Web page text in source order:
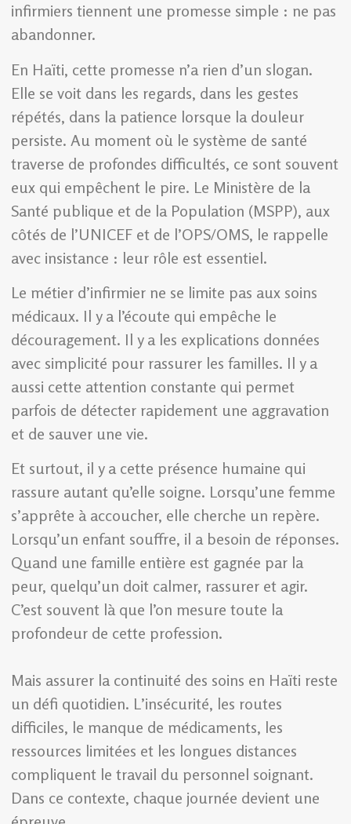
infirmiers tiennent une promesse simple : ne pas
abandonner.
En Haïti, cette promesse n’a rien d’un slogan.
Elle se voit dans les regards, dans les gestes
répétés, dans la patience lorsque la douleur
persiste. Au moment où le système de santé
traverse de profondes difficultés, ce sont souvent
eux qui empêchent le pire. Le Ministère de la
Santé publique et de la Population (MSPP), aux
côtés de l’UNICEF et de l’OPS/OMS, le rappelle
avec insistance : leur rôle est essentiel.
Le métier d’infirmier ne se limite pas aux soins
médicaux. Il y a l’écoute qui empêche le
découragement. Il y a les explications données
avec simplicité pour rassurer les familles. Il y a
aussi cette attention constante qui permet
parfois de détecter rapidement une aggravation
et de sauver une vie.
Et surtout, il y a cette présence humaine qui
rassure autant qu’elle soigne. Lorsqu’une femme
s’apprête à accoucher, elle cherche un repère.
Lorsqu’un enfant souffre, il a besoin de réponses.
Quand une famille entière est gagnée par la
peur, quelqu’un doit calmer, rassurer et agir.
C’est souvent là que l’on mesure toute la
profondeur de cette profession.
Mais assurer la continuité des soins en Haïti reste
un défi quotidien. L’insécurité, les routes
difficiles, le manque de médicaments, les
ressources limitées et les longues distances
compliquent le travail du personnel soignant.
Dans ce contexte, chaque journée devient une